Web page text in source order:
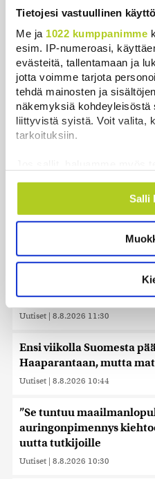
Tietojesi vastuullinen käyttö
Me ja 1022 kumppanimme
esim. IP-numeroasi,
evästeitä, tallentamaan ja
jotta voimme tarjota
tehdä mainosten ja
näkemyksiä kohdeyleisöstä
liittyvistä syistä. Voit valita,
tarkoituksiin.
Kerätä tietoja
mahdollisesti
ominaispiirteitä
Lue lisää siitä, miten
suostumustasi tai peruuttaa
evästeilmoituksessa.
räätälöimiseen, sosiaalisen
tukemiseen ja
jaamme sosiaalisen
alan kumppaneillemme
tietoja muihin tietoihin, joita
kerätty, kun olet käyttänyt
saatetaan myös siirtää
Salli
hänestä on Ylen gallupin
uutinen – ”Kokoomus
hintaa”
Uusimmat
HS: Kaikkonen
Uutiset | 8.8.2026 13:09
Ursa on myynyt
auringonpimennyksen
Suomessa näkyy
auringonpimennys
Uutiset | 8.8.2026 11:30
Ensi viikolla Suomesta
Haaparantaan, mutta
Uutiset | 8.8.2026 10:44
”Se tuntuu
auringonpimennys
uutta tutkijoille
Uutiset | 8.8.2026 10:30